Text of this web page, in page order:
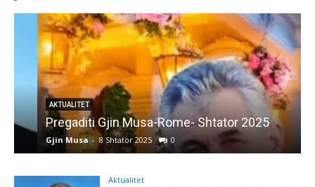
AKTUALITET
Pregaditi Gjin Musa-Rome- Shtator 2025
Gjin Musa - 8 Shtator 2025 0
Aktualitet